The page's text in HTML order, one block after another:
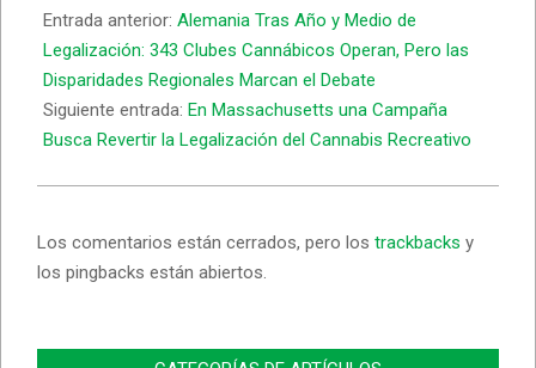
Entrada anterior: Alemania Tras Año y Medio de
Legalización: 343 Clubes Cannábicos Operan, Pero las
Disparidades Regionales Marcan el Debate
Siguiente entrada: En Massachusetts una Campaña
Busca Revertir la Legalización del Cannabis Recreativo
Los comentarios están cerrados, pero los trackbacks y
los pingbacks están abiertos.